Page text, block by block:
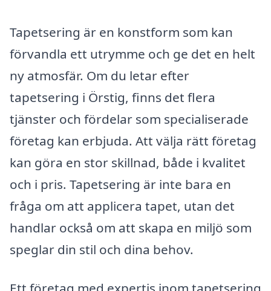
Tapetsering är en konstform som kan
förvandla ett utrymme och ge det en helt
ny atmosfär. Om du letar efter
tapetsering i Örstig, finns det flera
tjänster och fördelar som specialiserade
företag kan erbjuda. Att välja rätt företag
kan göra en stor skillnad, både i kvalitet
och i pris. Tapetsering är inte bara en
fråga om att applicera tapet, utan det
handlar också om att skapa en miljö som
speglar din stil och dina behov.